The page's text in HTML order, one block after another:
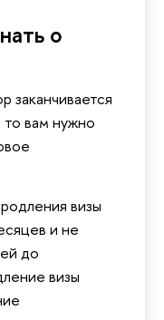
о
заканчивается
то вам нужно
визы
и не
до
визы